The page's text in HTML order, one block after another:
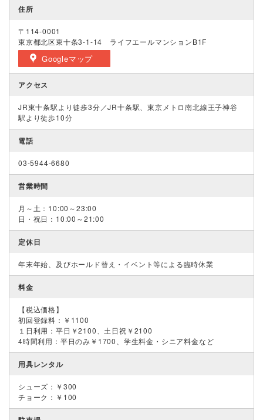
住所
〒114-0001
東京都北区東十条3-1-14 ライフエールマンションB1F
Googleマップ
アクセス
JR東十条駅より徒歩3分／JR十条駅、東京メトロ南北線王子神谷
駅より徒歩10分
電話
03-5944-6680
営業時間
月～土：10:00～23:00
日・祝日：10:00～21:00
定休日
年末年始、及びホールド替え・イベント等による臨時休業
料金
【税込価格】
初回登録料：￥1100
１日利用：平日￥2100、土日祝￥2100
4時間利用：平日のみ￥1700、学生料金・シニア料金など
用具レンタル
シューズ：￥300
チョーク：￥100